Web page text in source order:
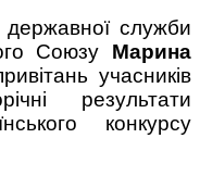
державної служби
Союзу Марина
учасників
результати
конкурсу